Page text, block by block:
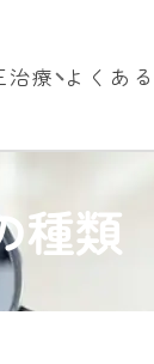
治療 よくあ
種類